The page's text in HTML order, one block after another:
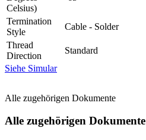
Celsius)
Termination
Style
Cable - Solder
Thread
Direction
Standard
Siehe Simular
Alle zugehörigen Dokumente
Alle zugehörigen Dokumente